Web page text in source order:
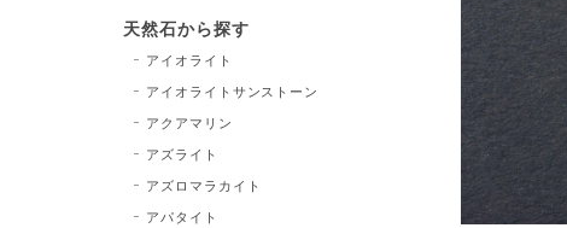
天然石から探す
アイオライト
アイオライトサンストーン
アクアマリン
アズライト
アズロマラカイト
アパタイト